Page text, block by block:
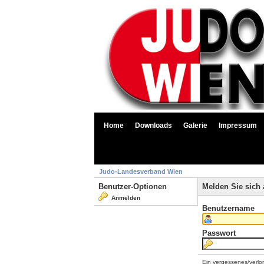
Home Downloads Galerie Impressum
Judo-Landesverband Wien
Benutzer-Optionen
Anmelden
Melden Sie sich
Benutzername
Passwort
Ein vergessenes/